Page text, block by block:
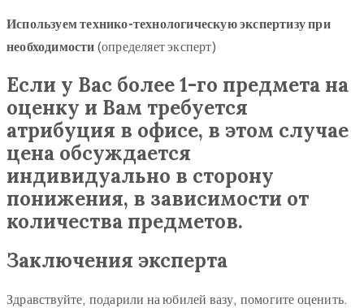
Используем технико-технологическую экспертизу при
необходимости (определяет эксперт)
Если у Вас более 1-го предмета на
оценку и Вам требуется
атрибуция в офисе, в этом случае
цена обсуждается
индивидуально в сторону
понижения, в зависимости от
количества предметов.
Заключения эксперта
Здравствуйте, подарили на юбилей вазу, помогите оценить.